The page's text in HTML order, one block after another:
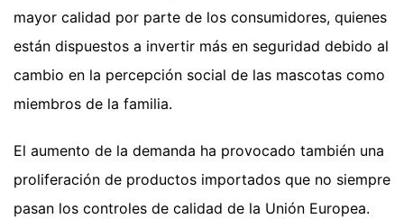
mayor calidad por parte de los consumidores, quienes
están dispuestos a invertir más en seguridad debido al
cambio en la percepción social de las mascotas como
miembros de la familia.
El aumento de la demanda ha provocado también una
proliferación de productos importados que no siempre
pasan los controles de calidad de la Unión Europea.